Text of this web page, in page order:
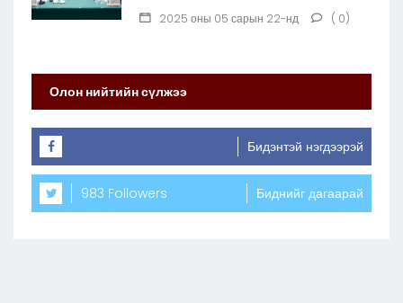
2025 оны 05 сарын 22-нд ( 0)
Олон нийтийн сүлжээ
Бидэнтэй нэгдээрэй
983 Followers Биднийг дагаарай